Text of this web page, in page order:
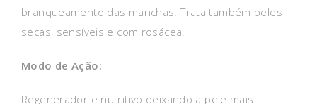
branqueamento das manchas. Trata também peles
secas, sensíveis e com rosácea.
Modo de Ação:
Regenerador e nutritivo deixando a pele mais